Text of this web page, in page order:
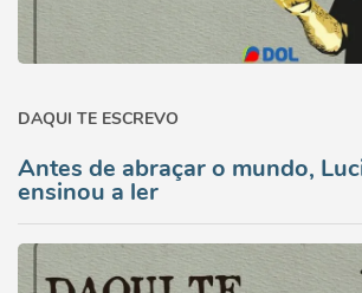
DAQUI TE ESCREVO
Antes de abraçar o mundo,
ensinou a ler